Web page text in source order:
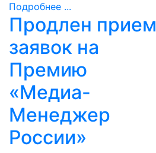
Подробнее ...
Продлен прием
заявок на
Премию
«Медиа-
Менеджер
России»